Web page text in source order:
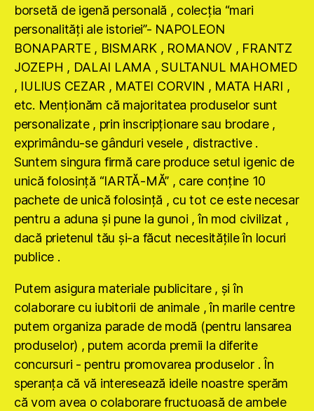
borsetă de igenă personală , colecţia “mari
personalităţi ale istoriei”- NAPOLEON
BONAPARTE , BISMARK , ROMANOV , FRANTZ
JOZEPH , DALAI LAMA , SULTANUL MAHOMED
, IULIUS CEZAR , MATEI CORVIN , MATA HARI ,
etc. Menţionăm că majoritatea produselor sunt
personalizate , prin inscripţionare sau brodare ,
exprimându-se gânduri vesele , distractive .
Suntem singura firmă care produce setul igenic de
unică folosinţă “IARTĂ-MĂ” , care conţine 10
pachete de unică folosinţă , cu tot ce este necesar
pentru a aduna şi pune la gunoi , în mod civilizat ,
dacă prietenul tău şi-a făcut necesităţile în locuri
publice .
Putem asigura materiale publicitare , şi în
colaborare cu iubitorii de animale , în marile centre
putem organiza parade de modă (pentru lansarea
produselor) , putem acorda premii la diferite
concursuri - pentru promovarea produselor . În
speranţa că vă interesează ideile noastre sperăm
că vom avea o colaborare fructuoasă de ambele